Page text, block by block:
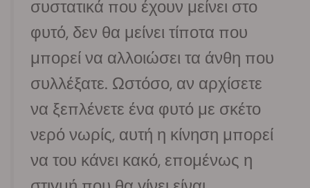
συστατικά που έχουν μείνει στο
φυτό, δεν θα μείνει τίποτα που
μπορεί να αλλοιώσει τα άνθη που
συλλέξατε. Ωστόσο, αν αρχίσετε
να ξεπλένετε ένα φυτό με σκέτο
νερό νωρίς, αυτή η κίνηση μπορεί
να του κάνει κακό, επομένως η